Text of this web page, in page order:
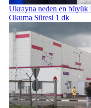
Ukrayna neden en büyük
Okuma Süresi 1 dk